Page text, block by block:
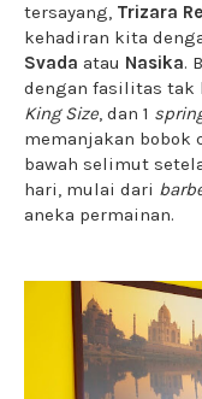
tersayang, Trizara
kehadiran kita
Svada atau Nasika.
dengan fasilitas tak
King Size, dan 1
memanjakan bobok
bawah selimut
hari, mulai dari
aneka permainan.